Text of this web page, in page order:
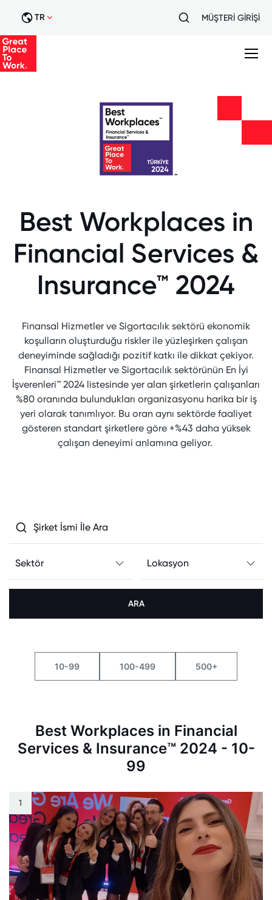
TR MÜŞTERİ GİRİŞİ
Best Workplaces in
Financial Services &
Insurance™ 2024
Finansal Hizmetler ve Sigortacılık sektörü ekonomik
koşulların oluşturduğu riskler ile yüzleşirken çalışan
deneyiminde sağladığı pozitif katkı ile dikkat çekiyor.
Finansal Hizmetler ve Sigortacılık sektörünün En İyi
İşverenleri™ 2024 listesinde yer alan şirketlerin çalışanları
%80 oranında bulundukları organizasyonu harika bir iş
yeri olarak tanımlıyor. Bu oran aynı sektörde faaliyet
gösteren standart şirketlere göre +%43 daha yüksek
çalışan deneyimi anlamına geliyor.
ARA
10-99 100-499 500+
Best Workplaces in Financial
Services & Insurance™ 2024 - 10-
99
1